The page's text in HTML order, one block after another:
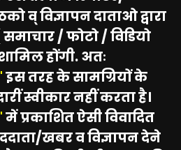
व् विज्ञापन दाताओ द्वारा
/ फोटो / विडियो
होंगी. अतः
इस तरह के सामग्रियों के
स्वीकार नहीं करता है।
में प्रकाशित ऐसी विवादित
खबर व विज्ञापन देने